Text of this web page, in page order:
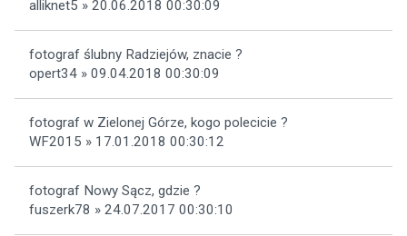
alliknet5 » 20.06.2018 00:30:09
fotograf ślubny Radziejów, znacie ?
opert34 » 09.04.2018 00:30:09
fotograf w Zielonej Górze, kogo polecicie ?
WF2015 » 17.01.2018 00:30:12
fotograf Nowy Sącz, gdzie ?
fuszerk78 » 24.07.2017 00:30:10